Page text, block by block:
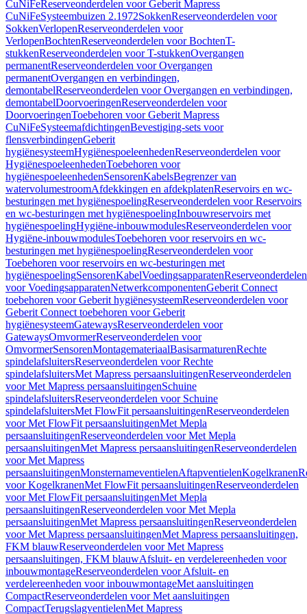
CuNiFeReserveonderdelen voor Geberit Mapress
CuNiFeSysteembuizen 2.1972SokkenReserveonderdelen voor
SokkenVerlopenReserveonderdelen voor
VerlopenBochtenReserveonderdelen voor BochtenT-
stukkenReserveonderdelen voor T-stukkenOvergangen
permanentReserveonderdelen voor Overgangen
permanentOvergangen en verbindingen,
demontabelReserveonderdelen voor Overgangen en verbindingen,
demontabelDoorvoeringenReserveonderdelen voor
DoorvoeringenToebehoren voor Geberit Mapress
CuNiFeSysteemafdichtingenBevestiging-sets voor
flensverbindingenGeberit
hygiënesysteemHygiënespoeleenhedenReserveonderdelen voor
HygiënespoeleenhedenToebehoren voor
hygiënespoeleenhedenSensorenKabelsBegrenzer van
watervolumestroomAfdekkingen en afdekplatenReservoirs en wc-
besturingen met hygiënespoelingReserveonderdelen voor Reservoirs
en wc-besturingen met hygiënespoelingInbouwreservoirs met
hygiënespoelingHygiëne-inbouwmodulesReserveonderdelen voor
Hygiëne-inbouwmodulesToebehoren voor reservoirs en wc-
besturingen met hygiënespoelingReserveonderdelen voor
Toebehoren voor reservoirs en wc-besturingen met
hygiënespoelingSensorenKabelVoedingsapparatenReserveonderdelen
voor VoedingsapparatenNetwerkcomponentenGeberit Connect
toebehoren voor Geberit hygiënesysteemReserveonderdelen voor
Geberit Connect toebehoren voor Geberit
hygiënesysteemGatewaysReserveonderdelen voor
GatewaysOmvormerReserveonderdelen voor
OmvormerSensorenMontagemateriaalBasisarmaturenRechte
spindelafsluitersReserveonderdelen voor Rechte
spindelafsluitersMet Mapress persaansluitingenReserveonderdelen
voor Met Mapress persaansluitingenSchuine
spindelafsluitersReserveonderdelen voor Schuine
spindelafsluitersMet FlowFit persaansluitingenReserveonderdelen
voor Met FlowFit persaansluitingenMet Mepla
persaansluitingenReserveonderdelen voor Met Mepla
persaansluitingenMet Mapress persaansluitingenReserveonderdelen
voor Met Mapress
persaansluitingenMonsternameventielenAftapventielenKogelkranen
voor KogelkranenMet FlowFit persaansluitingenReserveonderdelen
voor Met FlowFit persaansluitingenMet Mepla
persaansluitingenReserveonderdelen voor Met Mepla
persaansluitingenMet Mapress persaansluitingenReserveonderdelen
voor Met Mapress persaansluitingenMet Mapress persaansluitingen,
FKM blauwReserveonderdelen voor Met Mapress
persaansluitingen, FKM blauwAfsluit- en verdelereenheden voor
inbouwmontageReserveonderdelen voor Afsluit- en
verdelereenheden voor inbouwmontageMet aansluitingen
CompactReserveonderdelen voor Met aansluitingen
CompactTerugslagventielenMet Mapress